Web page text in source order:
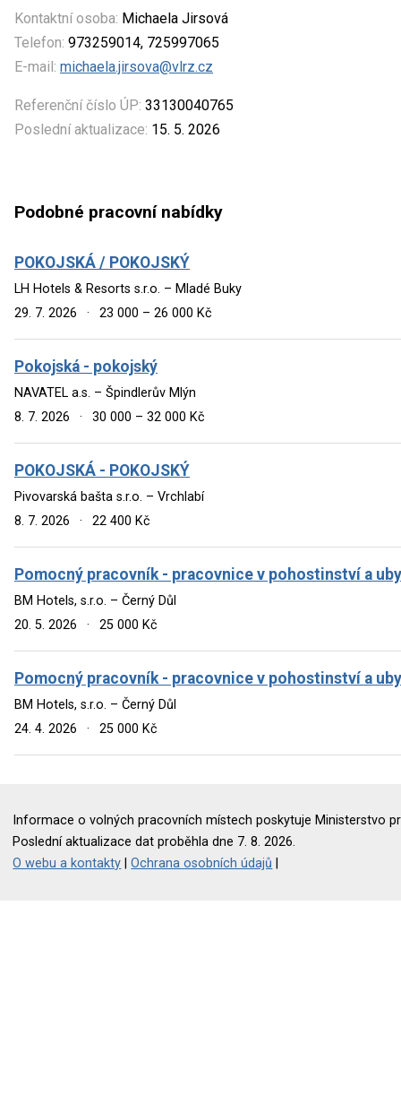
Kontaktní osoba: Michaela Jirsová
Telefon: 973259014, 725997065
E-mail: michaela.jirsova@vlrz.cz
Referenční číslo ÚP: 33130040765
Poslední aktualizace: 15. 5. 2026
Podobné pracovní nabídky
POKOJSKÁ / POKOJSKÝ
LH Hotels & Resorts s.r.o. – Mladé Buky
29. 7. 2026
· 23 000 – 26 000 Kč
Pokojská - pokojský
NAVATEL a.s. – Špindlerův Mlýn
8. 7. 2026
· 30 000 – 32 000 Kč
POKOJSKÁ - POKOJSKÝ
Pivovarská bašta s.r.o. – Vrchlabí
8. 7. 2026
· 22 400 Kč
Pomocný pracovník - pracovnice v pohostinství a
BM Hotels, s.r.o. – Černý Důl
20. 5. 2026
· 25 000 Kč
Pomocný pracovník - pracovnice v pohostinství a
BM Hotels, s.r.o. – Černý Důl
24. 4. 2026
· 25 000 Kč
Informace o volných pracovních místech poskytuje Ministerstvo
Poslední aktualizace dat proběhla dne 7. 8. 2026.
O webu a kontakty |Ochrana osobních údajů